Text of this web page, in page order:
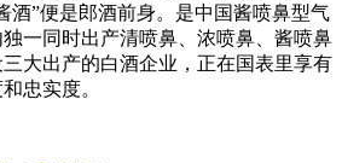
酒”便是郎酒前身。是中国酱喷鼻型气
一同时出产清喷鼻、浓喷鼻、酱喷鼻
大出产的白酒企业，正在国表里享有
忠实度。